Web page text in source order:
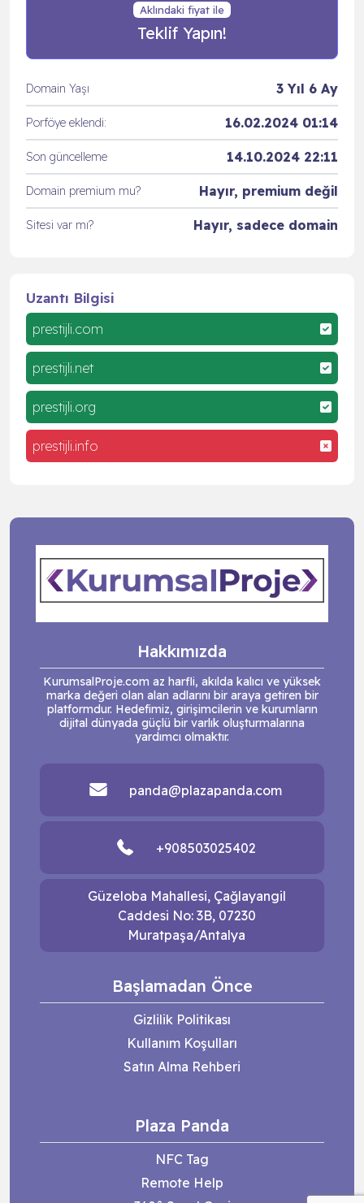
Aklındaki fiyat ile
Teklif Yapın!
Domain Yaşı 3 Yıl 6 Ay
Porföye eklendi: 16.02.2024 01:14
Son güncelleme 14.10.2024 22:11
Domain premium mu? Hayır, premium değil
Sitesi var mı? Hayır, sadece domain
Uzantı Bilgisi
prestijli.com
prestijli.net
prestijli.org
prestijli.info
Hakkımızda
KurumsalProje.com az harfli, akılda kalıcı ve yüksek
marka değeri olan alan adlarını bir araya getiren bir
platformdur. Hedefimiz, girişimcilerin ve kurumların
dijital dünyada güçlü bir varlık oluşturmalarına
yardımcı olmaktır.
panda@plazapanda.com
+908503025402
Güzeloba Mahallesi, Çağlayangil
Caddesi No: 3B, 07230
Muratpaşa/Antalya
Başlamadan Önce
Gizlilik Politikası
Kullanım Koşulları
Satın Alma Rehberi
Plaza Panda
NFC Tag
Remote Help